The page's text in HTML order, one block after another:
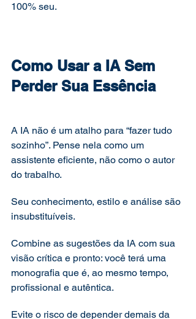
100% seu.
Como Usar a IA Sem
Perder Sua Essência
A IA não é um atalho para “fazer tudo
sozinho”. Pense nela como um
assistente eficiente, não como o autor
do trabalho.
Seu conhecimento, estilo e análise são
insubstituíveis.
Combine as sugestões da IA com sua
visão crítica e pronto: você terá uma
monografia que é, ao mesmo tempo,
profissional e autêntica.
Evite o risco de depender demais da